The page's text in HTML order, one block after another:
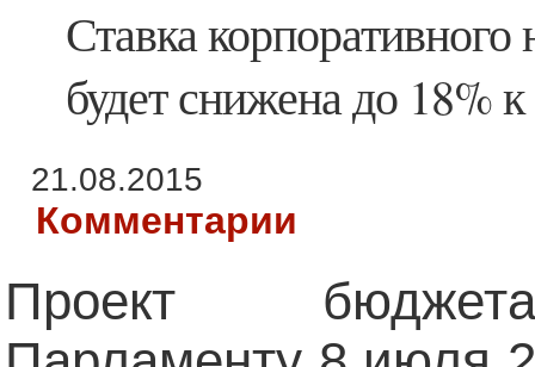
Ставка
будет снижена до 18%
21.08.2015
Комментарии
Проект